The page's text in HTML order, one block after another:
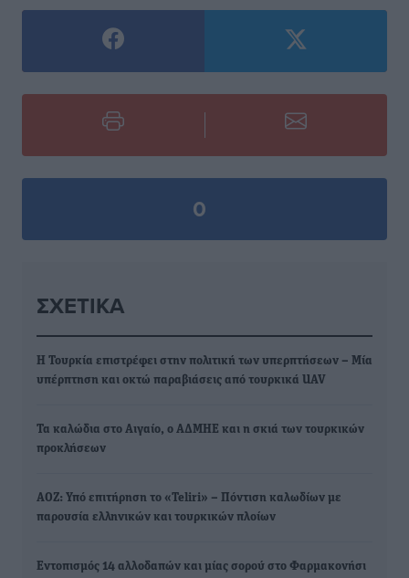
0
ΣΧΕΤΙΚΆ
Η Τουρκία επιστρέφει στην πολιτική των υπερπτήσεων – Μία
υπέρπτηση και οκτώ παραβιάσεις από τουρκικά UAV
Τα καλώδια στο Αιγαίο, ο ΑΔΜΗΕ και η σκιά των τουρκικών
προκλήσεων
ΑΟΖ: Υπό επιτήρηση το «Teliri» – Πόντιση καλωδίων με
παρουσία ελληνικών και τουρκικών πλοίων
Εντοπισμός 14 αλλοδαπών και μίας σορού στο Φαρμακονήσι